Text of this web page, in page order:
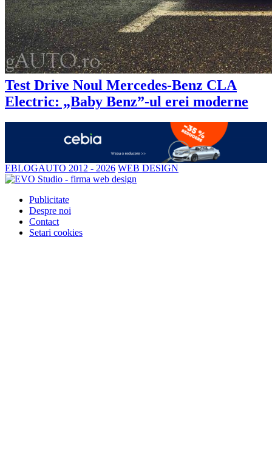
Test Drive Noul Mercedes-Benz CLA
Electric: „Baby Benz”-ul erei moderne
EBLOGAUTO 2012 - 2026 WEB DESIGN
Publicitate
Despre noi
Contact
Setari cookies